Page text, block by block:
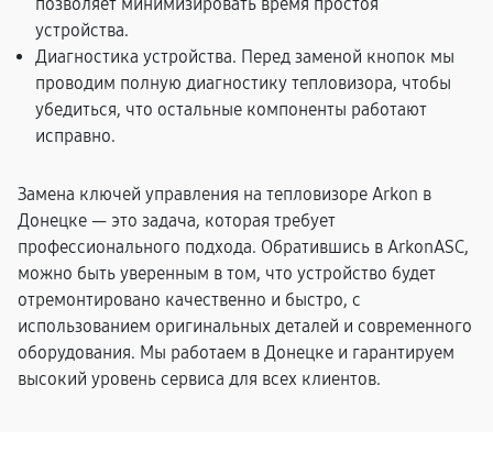
устройства.
Диагностика устройства. Перед заменой кнопок мы
проводим полную диагностику тепловизора, чтобы
убедиться, что остальные компоненты работают
исправно.
Замена ключей управления на тепловизоре Arkon в
Донецке — это задача, которая требует
профессионального подхода. Обратившись в ArkonASC,
можно быть уверенным в том, что устройство будет
отремонтировано качественно и быстро, с
использованием оригинальных деталей и современного
оборудования. Мы работаем в Донецке и гарантируем
высокий уровень сервиса для всех клиентов.